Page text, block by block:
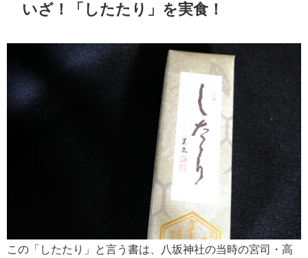
いざ！「したたり」を実食！
この「したたり」と言う書は、八坂神社の当時の宮司・高